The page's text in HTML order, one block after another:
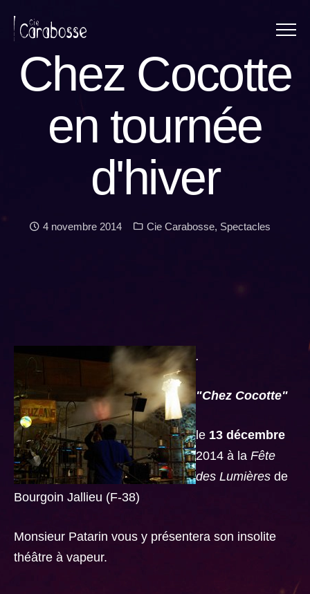
Chez Cocotte
en tournée
d'hiver
Date :
4 novembre 2014 Catégories :
Cie Carabosse, Spectacles
.
"Chez Cocotte"
le 13 décembre
2014 à la Fête
des Lumières de
Bourgoin Jallieu (F-38)
Monsieur Patarin vous y présentera son insolite
théâtre à vapeur.